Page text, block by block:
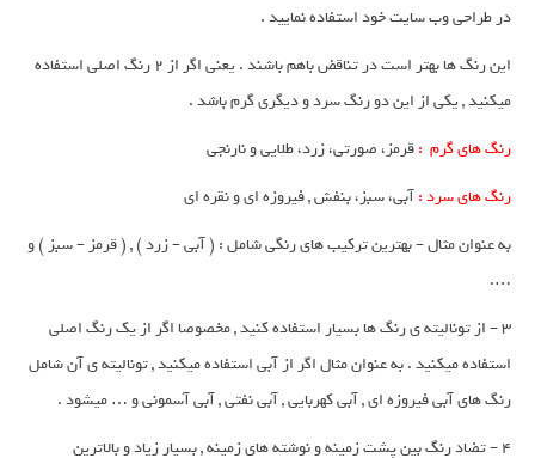
در طراحی وب سایت خود استفاده نمایید .
این رنگ ها بهتر است در تناقض باهم باشند . یعنی اگر از 2 رنگ اصلی استفاده
میکنید , یکی از این دو رنگ سرد و دیگری گرم باشد .
رنگ های گرم :قرمز، صورتی، زرد، طلایی و نارنجی
رنگ های سرد:آبی، سبز، بنفش , فیروزه ای و نقره ای
به عنوان مثال – بهترین ترکیب های رنگی شامل : ( آبی – زرد ) , ( قرمز – سبز ) و
….
3 – از تونالیته ی رنگ ها بسیار استفاده کنید , مخصوصا اگر از یک رنگ اصلی
استفاده میکنید . به عنوان مثال اگر از آبی استفاده میکنید , تونالیته ی آن شامل
رنگ های آبی فیروزه ای , آبی کهربایی , آبی نفتی , آبی آسمونی و … میشود .
4 – تضاد رنگ بین پشت زمینه و نوشته های زمینه , بسیار زیاد و بالاترین